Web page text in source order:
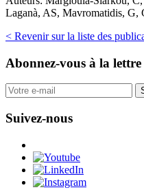
Laganà, AS, Mavromatidis, G,
< Revenir sur la liste des
Abonnez-vous à la lettre
Suivez-nous